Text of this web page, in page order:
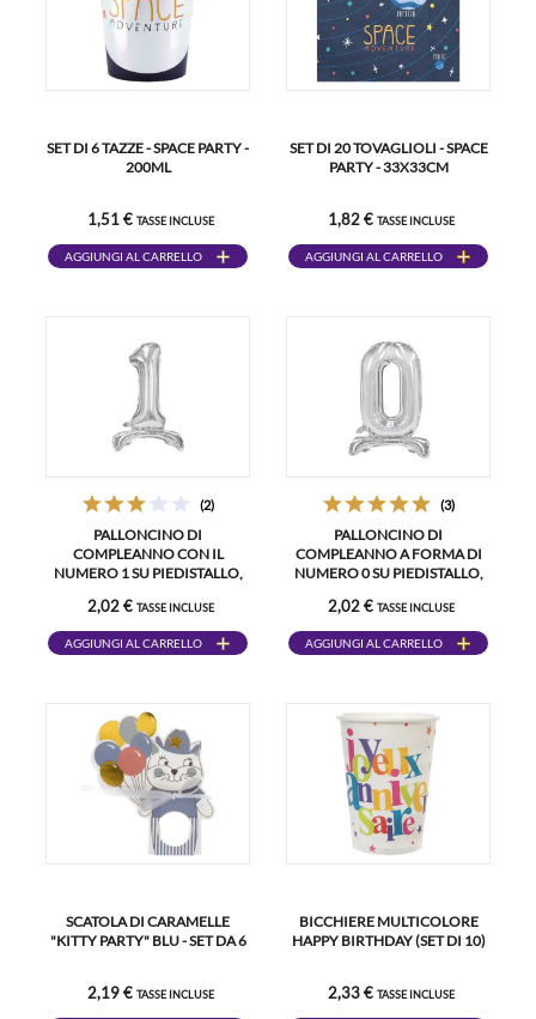
SET DI 6 TAZZE - SPACE PARTY -
200ML
1,51 € TASSE INCLUSE
AGGIUNGI AL CARRELLO
SET DI 20 TOVAGLIOLI - SPACE
PARTY - 33X33CM
1,82 € TASSE INCLUSE
AGGIUNGI AL CARRELLO
(2)
PALLONCINO DI
COMPLEANNO CON IL
NUMERO 1 SU PIEDISTALLO,
2,02 € TASSE INCLUSE
AGGIUNGI AL CARRELLO
(3)
PALLONCINO DI
COMPLEANNO A FORMA DI
NUMERO 0 SU PIEDISTALLO,
2,02 € TASSE INCLUSE
AGGIUNGI AL CARRELLO
SCATOLA DI CARAMELLE
"KITTY PARTY" BLU - SET DA 6
2,19 € TASSE INCLUSE
BICCHIERE MULTICOLORE
HAPPY BIRTHDAY (SET DI 10)
2,33 € TASSE INCLUSE